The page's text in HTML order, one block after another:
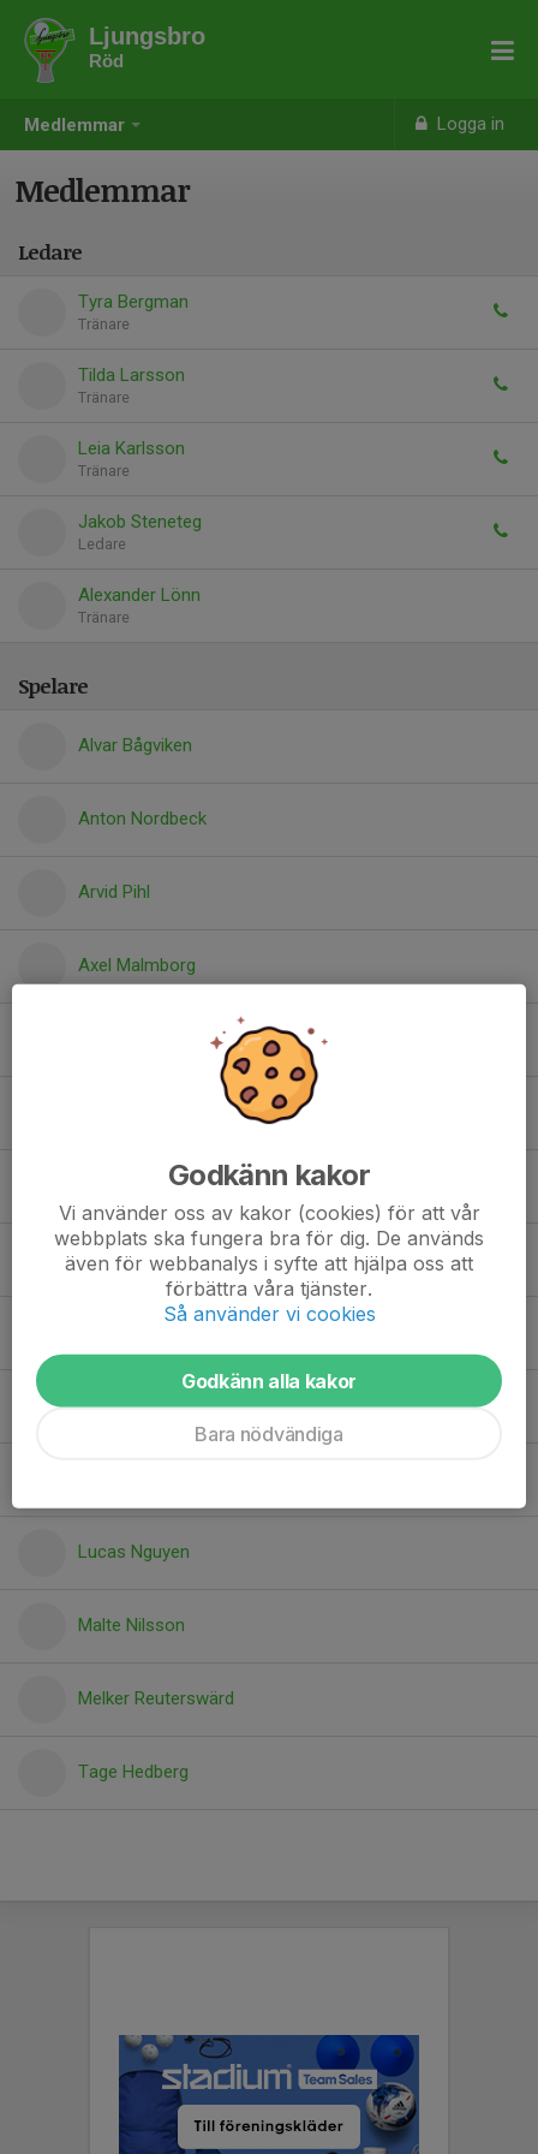
Medlemmar Logga in
Ljungsbro
Röd
Medlemmar
Ledare
Tyra Bergman
Tränare
Tilda Larsson
Tränare
Leia Karlsson
Tränare
Jakob Steneteg
Ledare
Alexander Lönn
Tränare
Spelare
Alvar Bågviken
Anton Nordbeck
Arvid Pihl
Axel Malmborg
Caspian Eriksson
Elton Sandström
Erik Bågviken
Gustaf Frising
Lucas Nguyen
Malte Nilsson
Melker Reuterswärd
Tage Hedberg
Godkänn kakor
Vi använder oss av kakor (cookies) för att vår
webbplats ska fungera bra för dig. De används
även för webbanalys i syfte att hjälpa oss att
förbättra våra tjänster.
Så använder vi cookies
Godkänn alla kakor
Bara nödvändiga